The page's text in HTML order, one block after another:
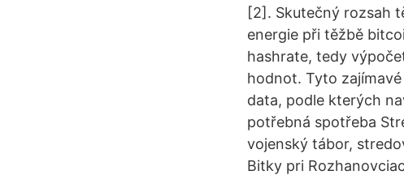
[2]. Skutečný rozsah
energie při těžbě
hashrate, tedy
hodnot. Tyto
data, podle kterých
potřebná spotřeba
vojenský tábor,
Bitky pri